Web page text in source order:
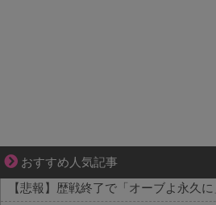
おすすめ人気記事
ぜんぶ私が中心、そう思われたくない
【悲報】歴戦終了で「オーブよ永久